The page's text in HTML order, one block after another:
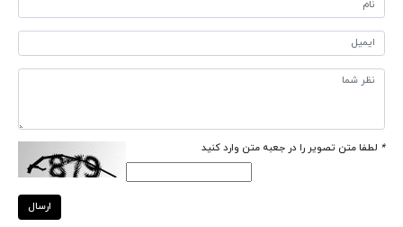
* لطفا متن تصویر را در جعبه متن وارد کنید
ارسال